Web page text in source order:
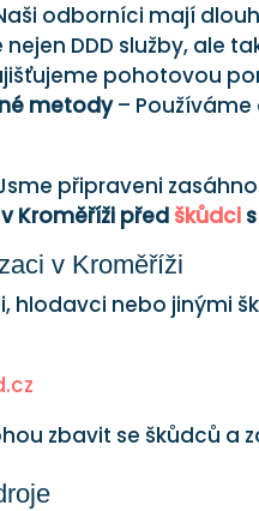
odborníci mají
DDD služby, ale
pohotovou
metody– Používáme
připraveni
Kroměříži před škůdci
v Kroměříži
hlodavci nebo jinými
zbavit se škůdců a